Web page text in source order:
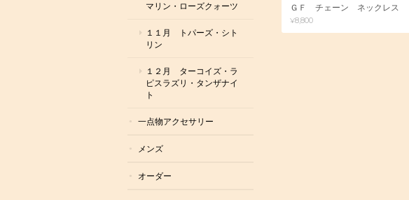
ＧＦ チェーン ネックレス
¥8,800
マリン・ローズクォーツ
１１月 トパーズ・シト
リン
１２月 ターコイズ・ラ
ピスラズリ・タンザナイ
ト
一点物アクセサリー
メンズ
オーダー